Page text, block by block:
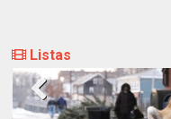
Listas